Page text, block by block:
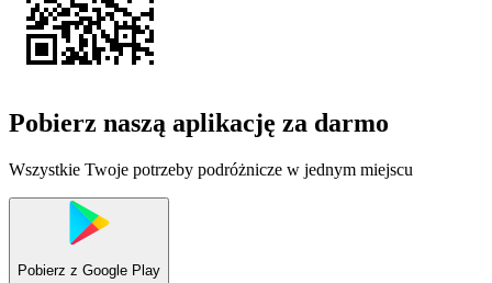
Pobierz naszą aplikację za darmo
Wszystkie Twoje potrzeby podróżnicze w jednym miejscu
Pobierz z Google Play